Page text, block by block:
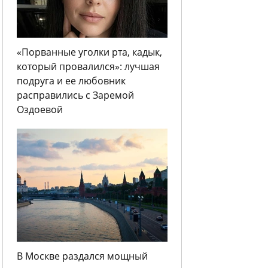
«Порванные уголки рта, кадык,
который провалился»: лучшая
подруга и ее любовник
расправились с Заремой
Оздоевой
В Москве раздался мощный